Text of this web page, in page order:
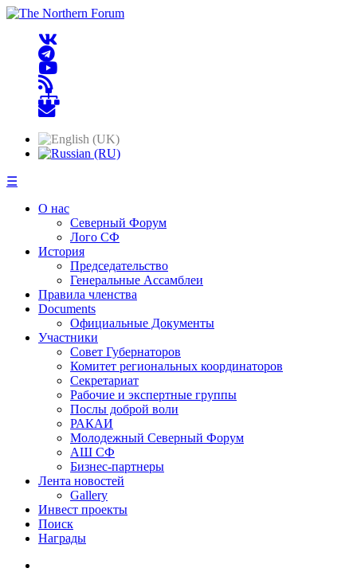
☰
О нас
Северный Форум
Лого СФ
История
Председательство
Генеральные Ассамблеи
Правила членства
Documents
Официальные Документы
Участники
Совет Губернаторов
Комитет региональных координаторов
Секретариат
Рабочие и экспертные группы
Послы доброй воли
РАКАИ
Молодежный Северный Форум
АШ СФ
Бизнес-партнеры
Лента новостей
Gallery
Инвест проекты
Поиск
Награды